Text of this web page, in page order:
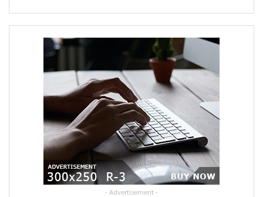
- Advertisement -